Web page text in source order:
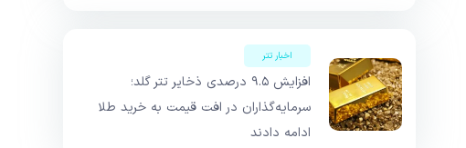
اخبار تتر
افزایش ۹.۵ درصدی ذخایر تتر گلد؛
سرمایه‌گذاران در افت قیمت به خرید طلا
ادامه دادند